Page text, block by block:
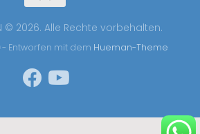
© 2026. Alle Rechte vorbehalten.
- Entworfen mit dem Hueman-Theme